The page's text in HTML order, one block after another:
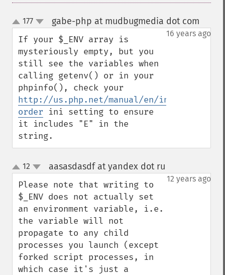
up
down
177 gabe-php at mudbugmedia dot com
16 years ago
If your $_ENV array is
mysteriously empty, but you
still see the variables when
calling getenv() or in your
http://us.php.net/manual/en/
order ini setting to ensure
it includes "E" in the
string.
up
down
12 aasasdasdf at yandex dot ru
12 years ago
Please note that writing to
$_ENV does not actually set
an environment variable, i.e.
the variable will not
propagate to any child
processes you launch (except
forked script processes, in
which case it's just a